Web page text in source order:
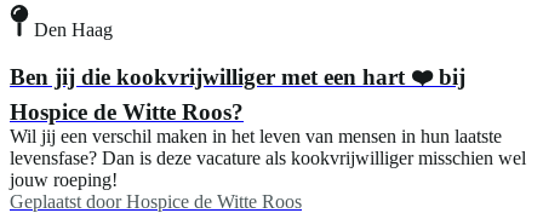
Den Haag
Ben jij die kookvrijwilliger met een hart ❤️ bij
Hospice de Witte Roos?
Wil jij een verschil maken in het leven van mensen in hun laatste
levensfase? Dan is deze vacature als kookvrijwilliger misschien wel
jouw roeping!
Geplaatst door Hospice de Witte Roos